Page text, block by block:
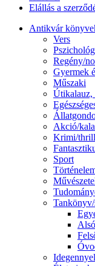
Elállás a
Antikvár
Vers
Regény/
Gyermek
Műszaki
Útikalauz,
Akció/
Krimi/
Sport